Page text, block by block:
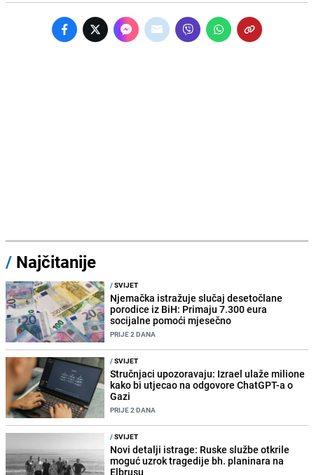
/ Najčitanije
/SVIJET
Njemačka istražuje slučaj desetočlane
porodice iz BiH: Primaju 7.300 eura
socijalne pomoći mjesečno
PRIJE 2 DANA
/SVIJET
Stručnjaci upozoravaju: Izrael ulaže milione
kako bi utjecao na odgovore ChatGPT-a o
Gazi
PRIJE 2 DANA
/SVIJET
Novi detalji istrage: Ruske službe otkrile
moguć uzrok tragedije bh. planinara na
Elbrusu